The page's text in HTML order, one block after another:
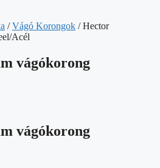
/Vágó Korongok / Hector
Acél
vágókorong
vágókorong